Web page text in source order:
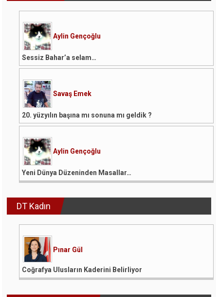
Aylin Gençoğlu
Sessiz Bahar’a selam…
Savaş Emek
20. yüzyılın başına mı sonuna mı geldik ?
Aylin Gençoğlu
Yeni Dünya Düzeninden Masallar…
DT Kadın
Pınar Gül
Coğrafya Ulusların Kaderini Belirliyor